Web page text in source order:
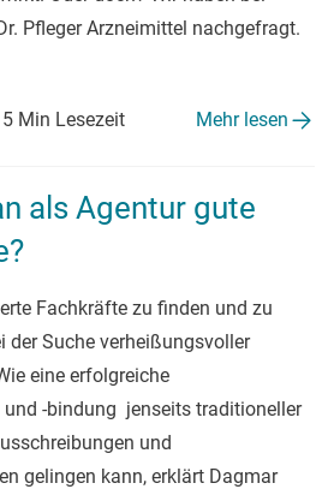
Pfleger Arzneimittel nachgefragt.
5 Min Lesezeit Mehr lesen
als Agentur gute
Fachkräfte zu finden und zu
der Suche verheißungsvoller
eine erfolgreiche
-bindung jenseits traditioneller
und
gelingen kann, erklärt Dagmar